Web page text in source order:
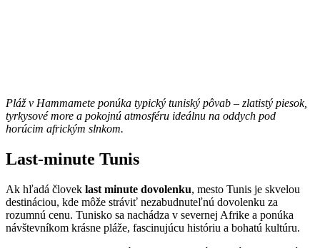
Pláž v Hammamete ponúka typický tuniský pôvab – zlatistý piesok,
tyrkysové more a pokojnú atmosféru ideálnu na oddych pod
horúcim africkým slnkom.
Last-minute Tunis
Ak hľadá človek last minute dovolenku, mesto Tunis je skvelou
destináciou, kde môže stráviť nezabudnuteľnú dovolenku za
rozumnú cenu. Tunisko sa nachádza v severnej Afrike a ponúka
návštevníkom krásne pláže, fascinujúcu históriu a bohatú kultúru.